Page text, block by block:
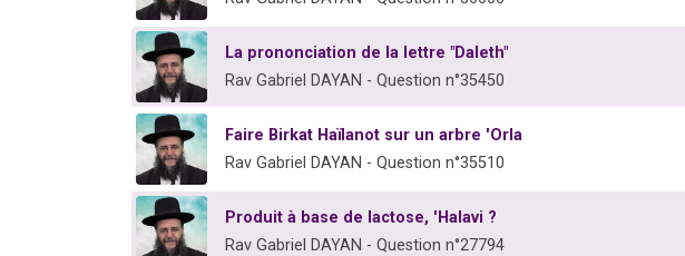
La prononciation de la lettre "Daleth"
Rav Gabriel DAYAN - Question n°35450
Faire Birkat Haïlanot sur un arbre 'Orla
Rav Gabriel DAYAN - Question n°35510
Produit à base de lactose, 'Halavi ?
Rav Gabriel DAYAN - Question n°27794